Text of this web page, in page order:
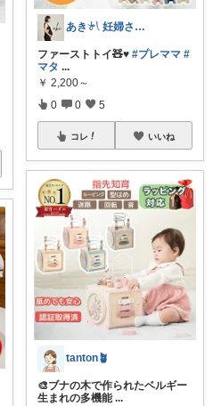
あき𓍯 妊婦さんのときめくアイテム
ファーストトイ🧸♥️ #プレママ #
マタ ...
￥ 2,200～
0 0 5
コレ いいね
tanton🪴
🎨ブナの木で作られたベルギー
生まれの多機能 ...